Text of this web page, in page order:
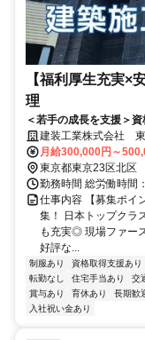
【福利厚生充実×
理
＜若手の成長を支援＞
★研修あり
建装工業株式会社
月給300,000円～
東京都東京23区北区
勤務時間 総労働時間
仕事内容 【募集ポイ
集！ 日本トップクラ
も充実◎ 現場ファー
好評な...
制服あり 資格取得支援あり
転勤なし
住宅手当あり 交
賞与あり
育休あり 長期歓
入社祝い金あり